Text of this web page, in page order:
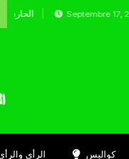
Septembre 17, 2024
الرأي كواليس